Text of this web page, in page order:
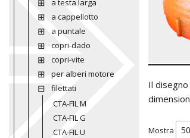
a testa larga
a cappellotto
a puntale
copri-dado
copri-vite
per alberi motore
filettati
CTA-FIL M
CTA-FIL G
CTA-FIL U
Il
Mostra